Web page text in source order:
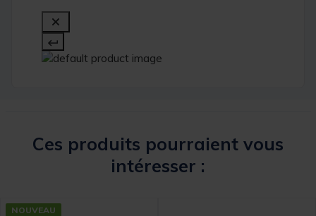
Ces produits pourraient vous
intéresser :
NOUVEAU